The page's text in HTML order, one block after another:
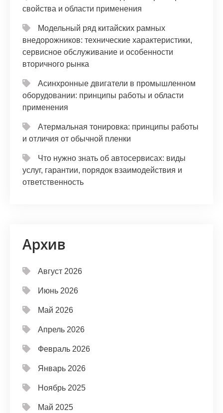
свойства и области применения
Модельный ряд китайских рамных
внедорожников: технические характеристики,
сервисное обслуживание и особенности
вторичного рынка
Асинхронные двигатели в промышленном
оборудовании: принципы работы и области
применения
Атермальная тонировка: принципы работы
и отличия от обычной пленки
Что нужно знать об автосервисах: виды
услуг, гарантии, порядок взаимодействия и
ответственность
Архив
Август 2026
Июнь 2026
Май 2026
Апрель 2026
Февраль 2026
Январь 2026
Ноябрь 2025
Май 2025